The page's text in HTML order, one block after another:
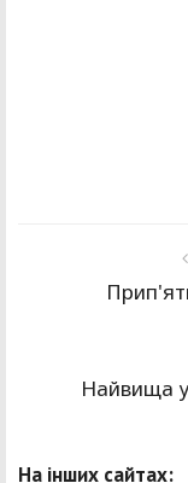
Найвища у
На інших сайтах: